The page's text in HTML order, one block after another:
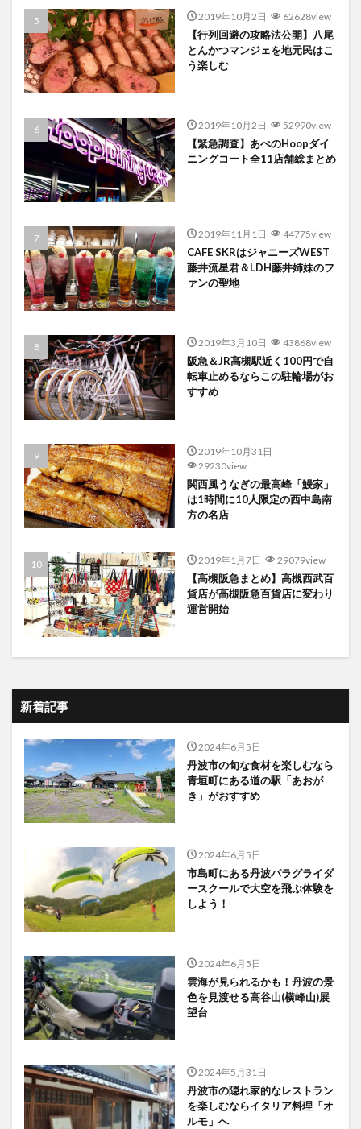
2019年10月2日 62628view
【行列回避の攻略法公開】八尾
とんかつマンジェを地元民はこ
う楽しむ
2019年10月2日 52990view
【緊急調査】あべのHoopダイ
ニングコート全11店舗総まとめ
2019年11月1日 44775view
CAFE SKRはジャニーズWEST
藤井流星君＆LDH藤井姉妹のフ
ァンの聖地
2019年3月10日 43868view
阪急＆JR高槻駅近く100円で自
転車止めるならこの駐輪場がお
すすめ
2019年10月31日
29230view
関西風うなぎの最高峰「鰻家」
は1時間に10人限定の西中島南
方の名店
2019年1月7日 29079view
【高槻阪急まとめ】高槻西武百
貨店が高槻阪急百貨店に変わり
運営開始
新着記事
2024年6月5日
丹波市の旬な食材を楽しむなら
青垣町にある道の駅「あおが
き」がおすすめ
2024年6月5日
市島町にある丹波パラグライダ
ースクールで大空を飛ぶ体験を
しよう！
2024年6月5日
雲海が見られるかも！丹波の景
色を見渡せる高谷山(横峰山)展
望台
2024年5月31日
丹波市の隠れ家的なレストラン
を楽しむならイタリア料理「オ
ルモ」へ